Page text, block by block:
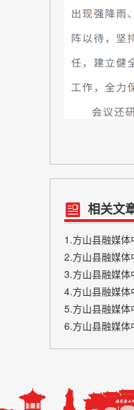
相关文
1.方山县融媒
2.方山县融媒
3.方山县融媒体
4.方山县融媒
5.方山县融媒